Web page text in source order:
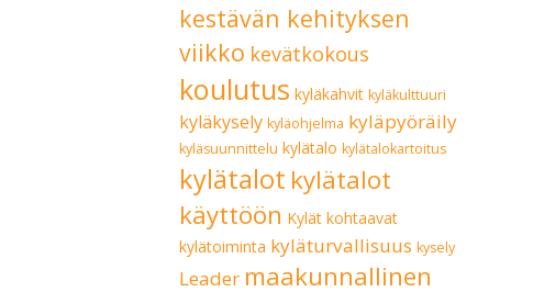
kestävän kehityksen
viikko kevätkokous
koulutus kyläkahvit kyläkulttuuri
kyläkysely kyläohjelma kyläpyöräily
kyläsuunnittelu kylätalo kylätalokartoitus
kylätalot kylätalot
käyttöön Kylät kohtaavat
kylätoiminta kyläturvallisuus kysely
Leader maakunnallinen